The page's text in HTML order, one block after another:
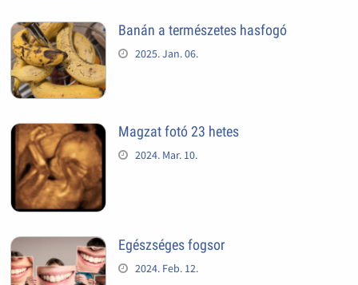
Banán a természetes hasfogó
2025. Jan. 06.
Magzat fotó 23 hetes
2024. Mar. 10.
Egészséges fogsor
2024. Feb. 12.